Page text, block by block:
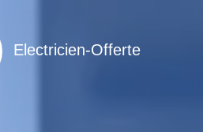
Electricien-Offerte